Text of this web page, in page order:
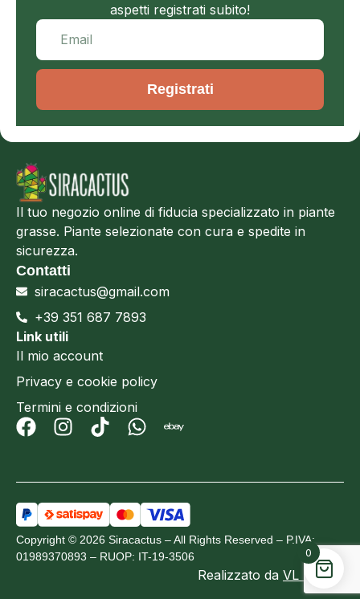
aspetti registrati subito!
Registrati
Il tuo negozio online di fiducia specializzato in piante
grasse. Piante selezionate con cura e spedite in
sicurezza.
Contatti
siracactus@gmail.com
+39 351 687 7893
Link utili
Il mio account
Privacy e cookie policy
Termini e condizioni
Copyright © 2026 Siracactus – All Rights Reserved – P.IVA:
01989370893 – RUOP: IT-19-3506
Realizzato da VL Design
0